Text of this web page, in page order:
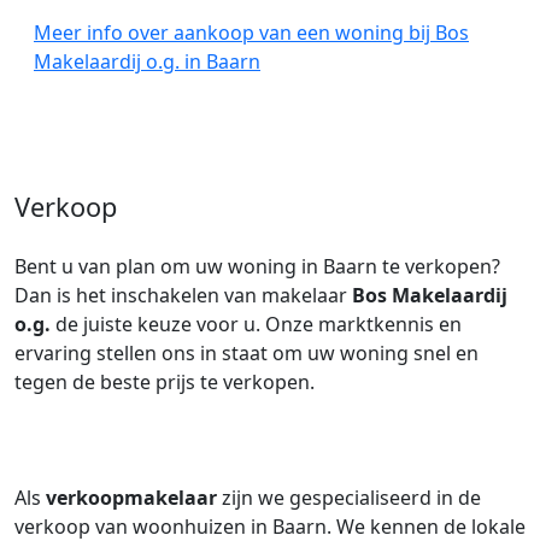
Meer info over aankoop van een woning bij Bos
Makelaardij o.g. in Baarn
Verkoop
Bent u van plan om uw woning in Baarn te verkopen?
Dan is het inschakelen van makelaar Bos Makelaardij
o.g. de juiste keuze voor u. Onze marktkennis en
ervaring stellen ons in staat om uw woning snel en
tegen de beste prijs te verkopen.
Als verkoopmakelaarzijn we gespecialiseerd in de
verkoop van woonhuizen in Baarn. We kennen de lokale